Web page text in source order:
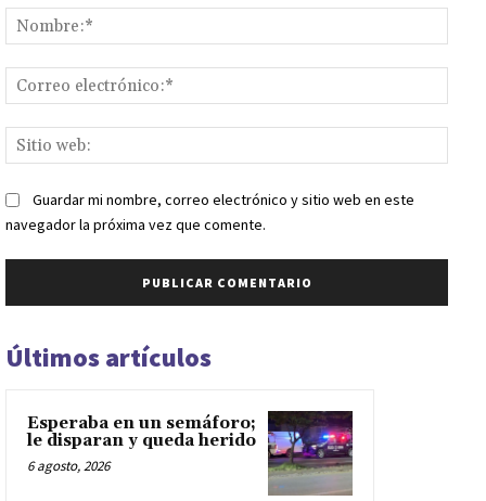
web:
Guardar mi nombre, correo electrónico y sitio web en este
navegador la próxima vez que comente.
Últimos artículos
Esperaba en un semáforo;
le disparan y queda herido
6 agosto, 2026